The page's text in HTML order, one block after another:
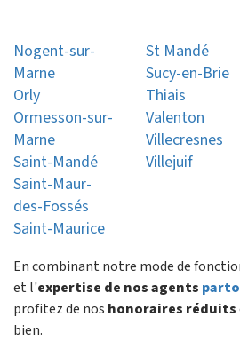
Nogent-sur-
Marne
Orly
Ormesson-sur-
Marne
Saint-Mandé
Saint-Maur-
des-Fossés
Saint-Maurice
St Mandé
Sucy-en-Brie
Thiais
Valenton
Villecresnes
Villejuif
En combinant notre mode de
et l'expertise de nos agents
profitez de nos honoraires réduits
bien.